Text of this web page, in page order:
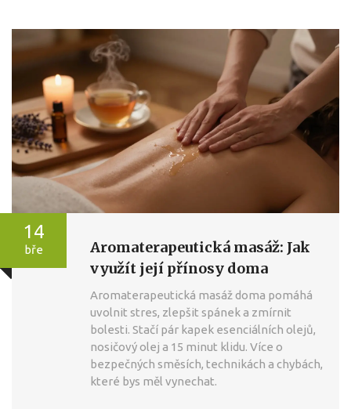
14
bře
Aromaterapeutická masáž: Jak
využít její přínosy doma
Aromaterapeutická masáž doma pomáhá
uvolnit stres, zlepšit spánek a zmírnit
bolesti. Stačí pár kapek esenciálních olejů,
nosičový olej a 15 minut klidu. Více o
bezpečných směsích, technikách a chybách,
které bys měl vynechat.